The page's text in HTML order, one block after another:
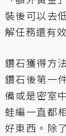
裝後可以去
解任務還有
鑽石獲得方
鑽石後第一
備或是密室
蛙編一直都
好東西。除